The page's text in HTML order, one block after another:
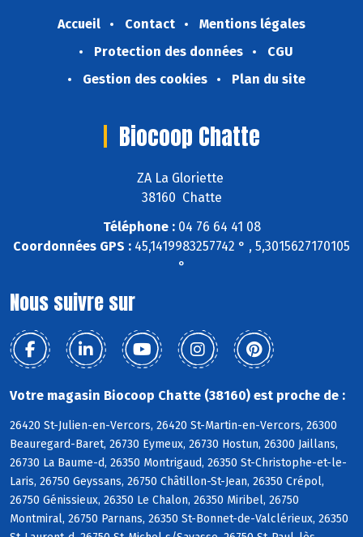
Accueil Contact
Mentions légales
Protection des données
CGU
Gestion des cookies
Plan du site
Biocoop Chatte
ZA La Gloriette
38160 Chatte
Téléphone :04 76 64 41 08
Coordonnées GPS : 45,1419983257742 ° , 5,3015627170105
°
Nous suivre sur
Votre magasin Biocoop Chatte (38160) est proche de :
26420 St-Julien-en-Vercors, 26420 St-Martin-en-Vercors, 26300
Beauregard-Baret, 26730 Eymeux, 26730 Hostun, 26300 Jaillans,
26730 La Baume-d, 26350 Montrigaud, 26350 St-Christophe-et-le-
Laris, 26750 Geyssans, 26750 Châtillon-St-Jean, 26350 Crépol,
26750 Génissieux, 26350 Le Chalon, 26350 Miribel, 26750
Montmiral, 26750 Parnans, 26350 St-Bonnet-de-Valclérieux, 26350